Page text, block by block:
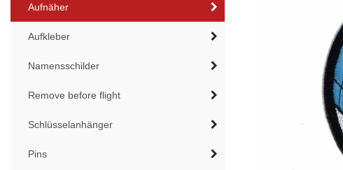
Aufnäher
Aufkleber
Namensschilder
Remove before flight
Schlüsselanhänger
Pins